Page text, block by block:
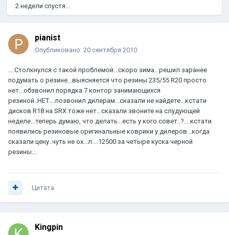
2 недели спустя...
pianist
Опубликовано: 20 сентября 2010
....Столкнулся с такой проблемой...скоро зима...решил заранее
подумать о резине...выясняется что резины 235/55 R20 просто
нет...обзвонил порядка 7 контор занимающихся
резиной..НЕТ....позвонил дилерам...сказали не найдете...кстати
дисков R18 на SRX тоже нет...сказали звоните на слудующей
неделе...теперь думаю, что делать...есть у кого совет..?....кстати
появились резиновые оригинальные коврики у дилеров...когда
сказали цену..чуть не ох...л....12500 за четыре куска черной
резины....
Цитата
Kingpin